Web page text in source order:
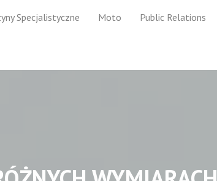
Specjalistyczne Moto Public Relations